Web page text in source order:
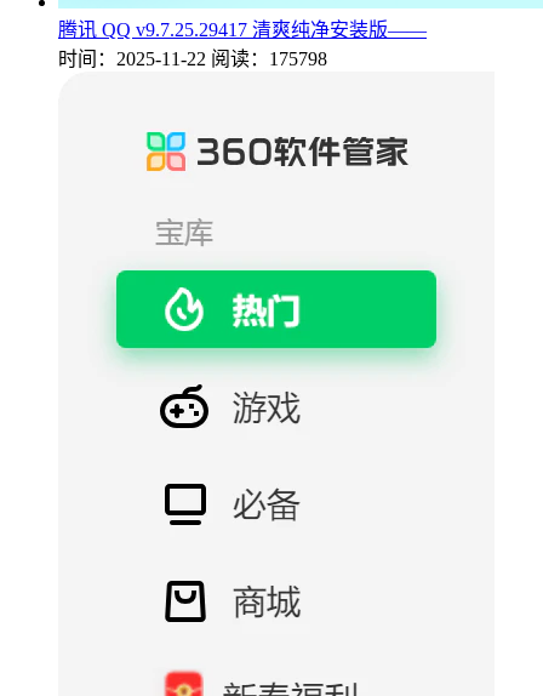
腾讯 QQ v9.7.25.29417 清爽纯净安装版——
时间：2025-11-22 阅读：175798